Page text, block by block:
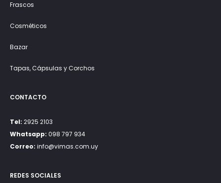
Frascos
Cosméticos
Bazar
Tapas, Cápsulas y Corchos
CONTACTO
Tel: 2925 2103
Whatsapp: 098 797 934
Correo: info@vimas.com.uy
REDES SOCIALES